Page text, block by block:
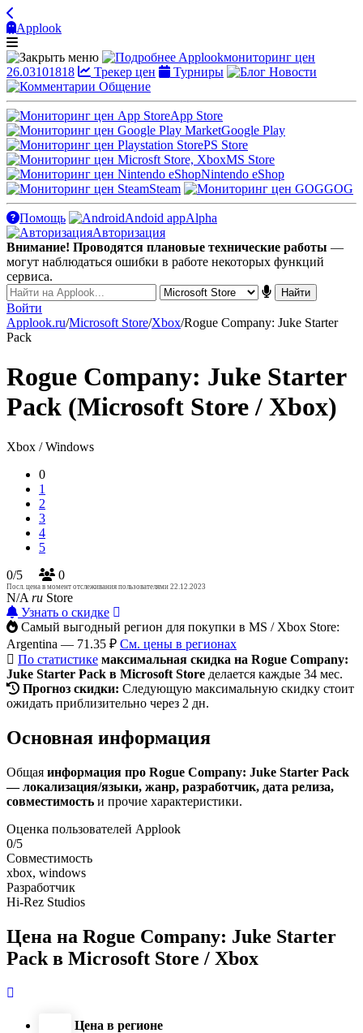
Applook
Applookмониторинг цен
26.03101818
Трекер цен Турниры
Новости
Общение
App Store
Google Play
PS Store
MS Store
Nintendo eShop
Steam
GOG
Помощь Andoid appAlpha
Авторизация
Внимание! Проводятся плановые технические работы —
могут наблюдаться ошибки в работе некоторых функций
сервиса.
Войти
Applook.ru/Microsoft Store/Xbox/Rogue Company: Juke Starter
Pack
Rogue Company: Juke Starter
Pack (Microsoft Store / Xbox)
Xbox / Windows
0
1
2
3
4
5
0/5
0
Посл. цена в момент отслеживания пользователями 22.12.2023
N/A ru Store
Узнать о скидке
Самый выгодный регион для покупки в MS / Xbox Store:
Argentina — 71.35 ₽ См. цены в регионах
По статистике максимальная скидка на Rogue Company:
Juke Starter Pack в Microsoft Store делается каждые 34 мес.
Прогноз скидки: Следующую максимальную скидку стоит
ожидать приблизительно через 2 дн.
Основная информация
Общая информация про Rogue Company: Juke Starter Pack
— локализация/языки, жанр, разработчик, дата релиза,
совместимость и прочие характеристики.
Оценка пользователей Applook
0/5
Совместимость
xbox, windows
Разработчик
Hi-Rez Studios
Цена на Rogue Company: Juke Starter
Pack в Microsoft Store / Xbox
Цена в регионе